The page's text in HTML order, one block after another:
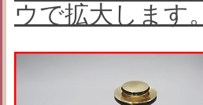
ウで拡大します